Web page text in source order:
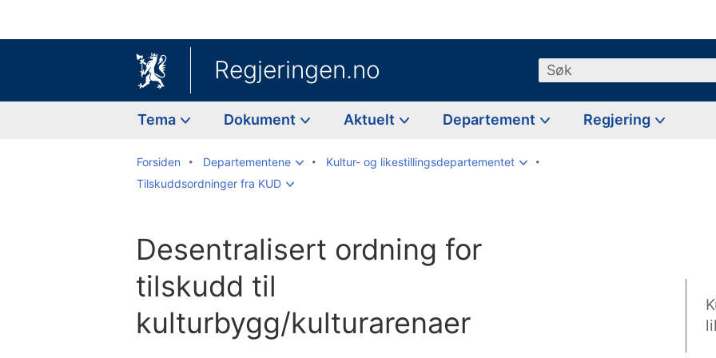
Regjeringen.no Søk
Tema Dokument Aktuelt Departement Regjering
Forsiden Departementene
Kultur- og likestillingsdepartementet
Tilskuddsordninger fra KUD
Desentralisert ordning for
tilskudd til
kulturbygg/kulturarenaer